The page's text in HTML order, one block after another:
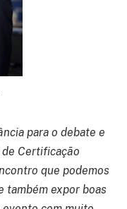
para o debate e
Certificação
que podemos
também expor boas